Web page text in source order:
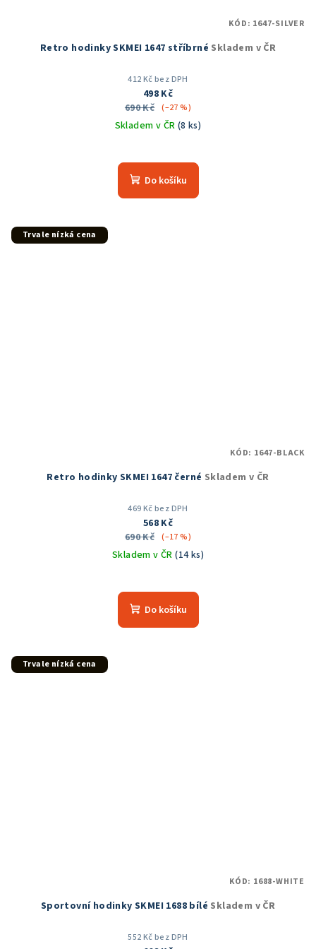
Retro hodinky SKMEI 1647 stříbrné Skladem v ČR
412 Kč bez DPH
498 Kč
690 Kč (–27 %)
Skladem v ČR (8 ks)
hodnocení
produktu
Do košíku
KÓD: 1647-SILVER
Trvale nízká cena
Retro hodinky SKMEI 1647 černé Skladem v ČR
469 Kč bez DPH
568 Kč
690 Kč (–17 %)
Skladem v ČR(14 ks)
hodnocení
produktu
Do košíku
KÓD: 1647-BLACK
Trvale nízká cena
Sportovní hodinky SKMEI 1688 bílé Skladem v ČR
552 Kč bez DPH
KÓD: 1688-WHITE